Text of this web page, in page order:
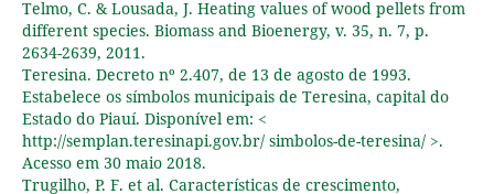
Telmo, C. & Lousada, J. Heating values of wood pellets from
different species. Biomass and Bioenergy, v. 35, n. 7, p.
2634-2639, 2011.
Teresina. Decreto nº 2.407, de 13 de agosto de 1993.
Estabelece os símbolos municipais de Teresina, capital do
Estado do Piauí. Disponível em: <
http://semplan.teresinapi.gov.br/ simbolos-de-teresina/ >.
Acesso em 30 maio 2018.
Trugilho, P. F. et al. Características de crescimento,